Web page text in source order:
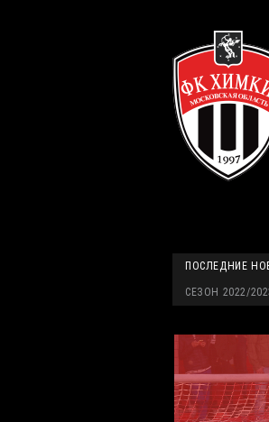
ПОСЛЕДНИЕ
СЕЗОН 2022/